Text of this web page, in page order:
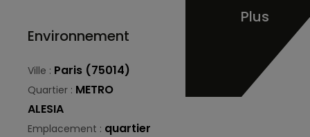
Plus
Environnement
Ville : Paris (75014)
Quartier : METRO
ALESIA
Emplacement : quartier